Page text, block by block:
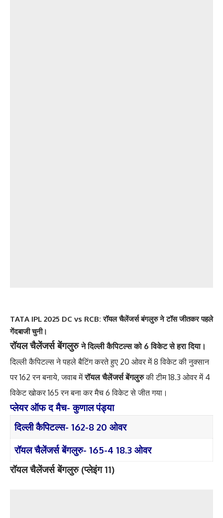
TATA IPL 2025 DC vs RCB: रॉयल चैलेंजर्स बंगलुरु ने टॉस जीतकर पहले
गेंदबाजी चुनी।
रॉयल चैलेंजर्स बेंगलुरुने दिल्ली कैपिटल्स को 6 विकेट से हरा दिया।
दिल्ली कैपिटल्स ने पहले बैटिंग करते हुए 20 ओवर में 8 विकेट की नुक्सान
पर 162 रन बनाये, जवाब मेंरॉयल चैलेंजर्स बेंगलुरुकी टीम 18.3 ओवर में 4
विकेट खोकर 165 रन बना कर मैच 6 विकेट से जीत गया।
प्लेयर ऑफ द मैच- कुणाल पंड्या
दिल्ली कैपिटल्स- 162-8 20 ओवर
रॉयल चैलेंजर्स बेंगलुरु- 165-4 18.3 ओवर
रॉयल चैलेंजर्स बेंगलुरु (प्लेइंग 11)